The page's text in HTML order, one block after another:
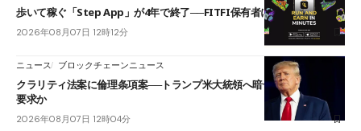
歩いて稼ぐ「Step App」が4年で終了──FITFI保有者に対応呼びかけ
2026年08月07日 12時12分
ニュース ブロックチェーンニュース
クラリティ法案に倫理条項案──トランプ米大統領へ暗号資産事業の売却
要求か
2026年08月07日 12時04分